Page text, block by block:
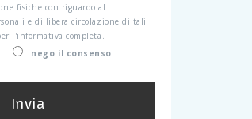
fisiche con riguardo al
e di libera circolazione di tali
l'informativa completa.
nego il consenso
Invia